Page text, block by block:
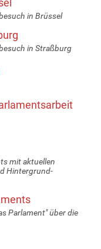
in Brüssel
in Straßburg
mit aktuellen
Hintergrund-
Parlament" über die